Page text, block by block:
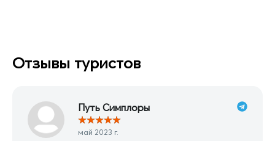
Отзывы туристов
Путь Симплоры
★★★★★
май 2023 г.